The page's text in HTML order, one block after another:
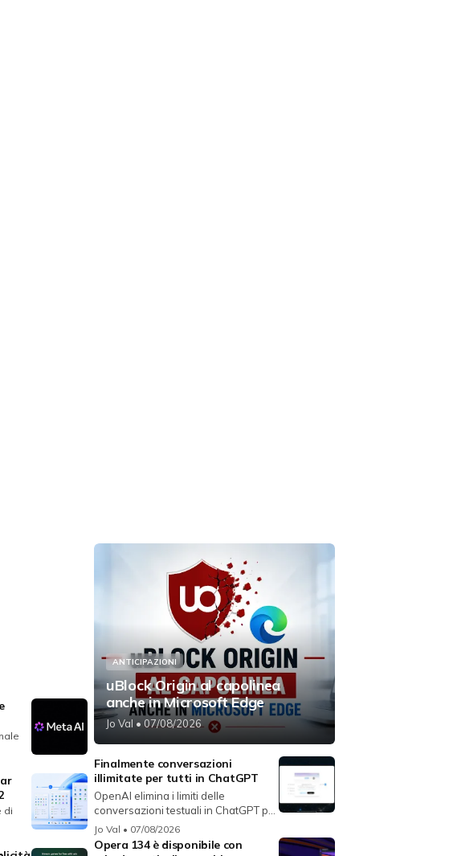
di
ANTICIPAZIONI
uBlock Origin al capolinea
anche in Microsoft Edge
Jo Val • 07/08/2026
Finalmente conversazioni
illimitate per tutti in ChatGPT
OpenAI elimina i limiti delle
conversazioni testuali in ChatGPT per
i...Jo Val • 07/08/2026
Opera 134 è disponibile con